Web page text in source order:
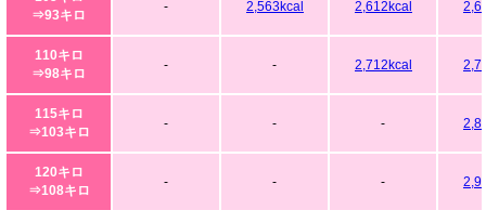
⇒93キロ
- 2,563kcal 2,612kcal
110キロ
⇒98キロ
- - 2,712kcal
115キロ
⇒103キロ
- - -
120キロ
⇒108キロ
- - -